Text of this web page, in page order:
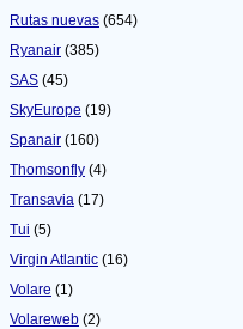
Rutas nuevas (654)
Ryanair (385)
SAS (45)
SkyEurope (19)
Spanair (160)
Thomsonfly (4)
Transavia (17)
Tui (5)
Virgin Atlantic (16)
Volare (1)
Volareweb (2)